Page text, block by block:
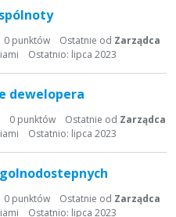
0 punktów Ostatnie od Zarządca
Ostatnio: lipca 2023
dewelopera
0 punktów Ostatnie od Zarządca
Ostatnio: lipca 2023
0 punktów Ostatnie od Zarządca
Ostatnio: lipca 2023